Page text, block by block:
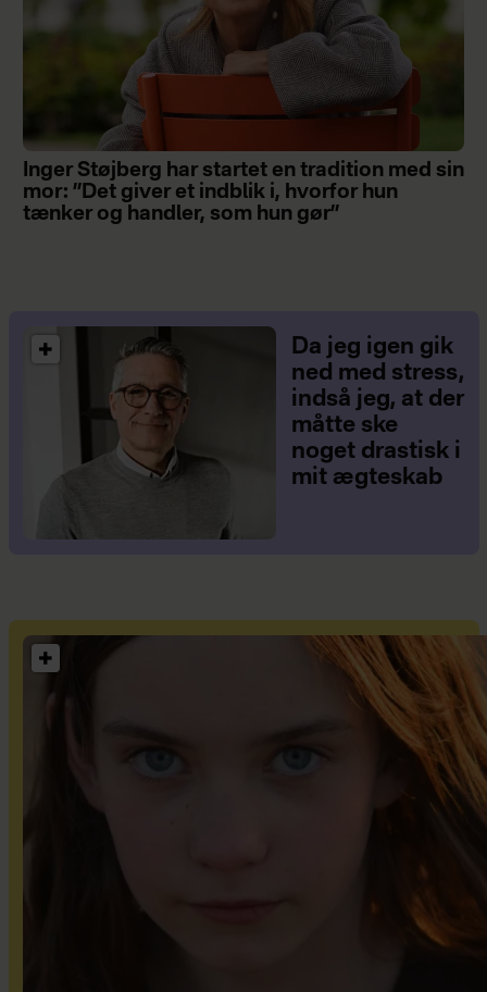
Inger Støjberg har startet en tradition med sin
mor: ”Det giver et indblik i, hvorfor hun
tænker og handler, som hun gør”
Da jeg igen gik
ned med stress,
indså jeg, at der
måtte ske
noget drastisk i
mit ægteskab